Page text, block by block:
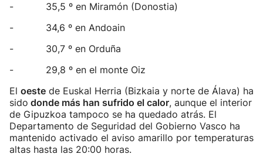
- 35,5 º en Miramón (Donostia)
- 34,6 º en Andoain
- 30,7 º en Orduña
- 29,8 º en el monte Oiz
El oeste de Euskal Herria (Bizkaia y norte de Álava) ha
sido donde más han sufrido el calor, aunque el interior
de Gipuzkoa tampoco se ha quedado atrás. El
Departamento de Seguridad del Gobierno Vasco ha
mantenido activado el aviso amarillo por temperaturas
altas hasta las 20:00 horas.